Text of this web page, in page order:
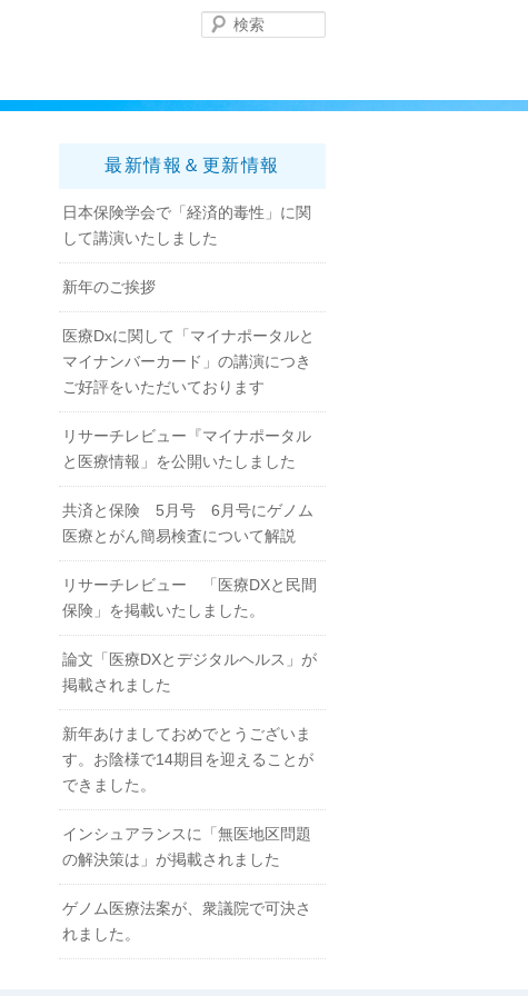
最新情報＆更新情報
日本保険学会で「経済的毒性」に関
して講演いたしました
新年のご挨拶
医療Dxに関して「マイナポータルと
マイナンバーカード」の講演につき
ご好評をいただいております
リサーチレビュー『マイナポータル
と医療情報」を公開いたしました
共済と保険 5月号 6月号にゲノム
医療とがん簡易検査について解説
リサーチレビュー 「医療DXと民間
保険」を掲載いたしました。
論文「医療DXとデジタルヘルス」が
掲載されました
新年あけましておめでとうございま
す。お陰様で14期目を迎えることが
できました。
インシュアランスに「無医地区問題
の解決策は」が掲載されました
ゲノム医療法案が、衆議院で可決さ
れました。